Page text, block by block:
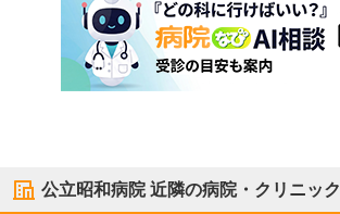
公立昭和病院近隣の病院・クリニック